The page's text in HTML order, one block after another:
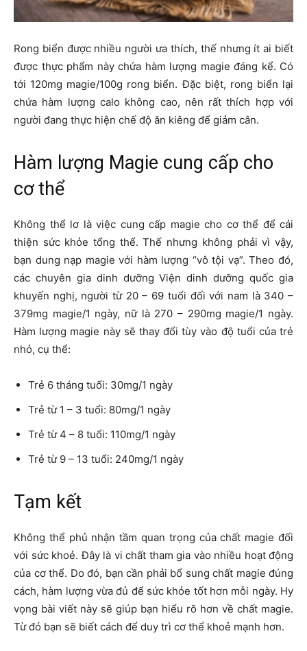
Rong biển được nhiều người ưa thích, thế nhưng ít ai biết
được thực phẩm này chứa hàm lượng magie đáng kể. Có
tới 120mg magie/100g rong biển. Đặc biệt, rong biển lại
chứa hàm lượng calo không cao, nên rất thích hợp với
người đang thực hiện chế độ ăn kiêng để giảm cân.
Hàm lượng Magie cung cấp cho
cơ thể
Không thể lơ là việc cung cấp magie cho cơ thể để cải
thiện sức khỏe tổng thể. Thế nhưng không phải vì vậy,
bạn dung nạp magie với hàm lượng “vô tội vạ”. Theo đó,
các chuyên gia dinh dưỡng Viện dinh dưỡng quốc gia
khuyến nghị, người từ 20 – 69 tuổi đối với nam là 340 –
379mg magie/1 ngày, nữ là 270 – 290mg magie/1 ngày.
Hàm lượng magie này sẽ thay đổi tùy vào độ tuổi của trẻ
nhỏ, cụ thể:
Trẻ 6 tháng tuổi: 30mg/1 ngày
Trẻ từ 1 – 3 tuổi: 80mg/1 ngày
Trẻ từ 4 – 8 tuổi: 110mg/1 ngày
Trẻ từ 9 – 13 tuổi: 240mg/1 ngày
Tạm kết
Không thể phủ nhận tầm quan trọng của chất magie đối
với sức khoẻ. Đây là vi chất tham gia vào nhiều hoạt động
của cơ thể. Do đó, bạn cần phải bổ sung chất magie đúng
cách, hàm lượng vừa đủ để sức khỏe tốt hơn mỗi ngày. Hy
vọng bài viết này sẽ giúp bạn hiểu rõ hơn về chất magie.
Từ đó bạn sẽ biết cách để duy trì cơ thể khoẻ mạnh hơn.